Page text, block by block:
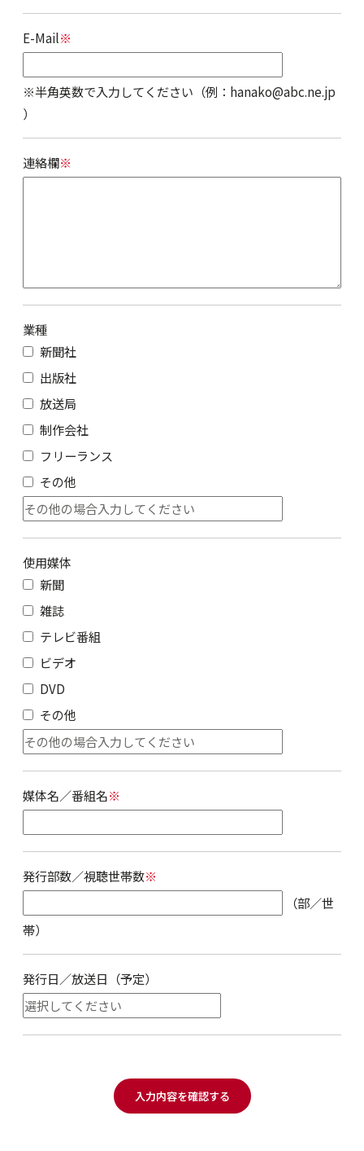
E-Mail※
※半角英数で入力してください（例：hanako@abc.ne.jp
）
連絡欄※
業種
新聞社
出版社
放送局
制作会社
フリーランス
その他
使用媒体
新聞
雑誌
テレビ番組
ビデオ
DVD
その他
媒体名／番組名※
発行部数／視聴世帯数※
（部／世
帯）
発行日／放送日（予定）
入力内容を確認する